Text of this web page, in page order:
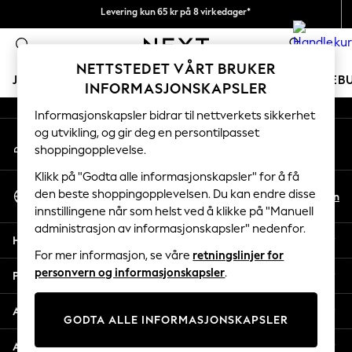
Levering kun 65 kr på 8 virkedager*
Vi betaler alle tollavgifter
0
JENTER GUTTER BABY KVINNER MENN
GIRLS
New In
50 - 92cm
98 - 110cm
116 - 134cm
140 - 174cm
Trending: Top & Short Sets
Trending: Clogs
Toy Story
THE SET
Coats & Jackets
Sweatshirts & Hoodies
An error occurred on client
Våre sosiale nettverk
Min konto
Logg inn på kontoen din
Velg Språk
Norsk
No En
Hjelp
Personvern & Juridisk
Avdelinger
Andre tjenester
NETTSTEDET VÅRT BRUKER
INFORMASJONSKAPSLER
Informasjonskapsler bidrar til nettverkets sikkerhet
og utvikling, og gir deg en persontilpasset
shoppingopplevelse.
Klikk på "Godta alle informasjonskapsler" for å få
den beste shoppingopplevelsen. Du kan endre disse
innstillingene når som helst ved å klikke på "Manuell
administrasjon av informasjonskapsler" nedenfor.
For mer informasjon, se våre retningslinjer for
personvern og informasjonskapsler.
GODTA ALLE INFORMASJONSKAPSLER